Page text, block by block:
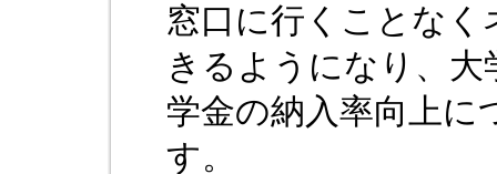
窓口に行くことな
きるようになり、
学金の納入率向上
す。